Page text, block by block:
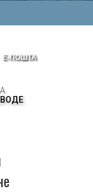
Е-ПОШТА